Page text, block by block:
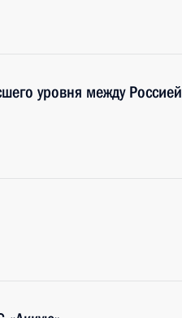
уровня между Россией